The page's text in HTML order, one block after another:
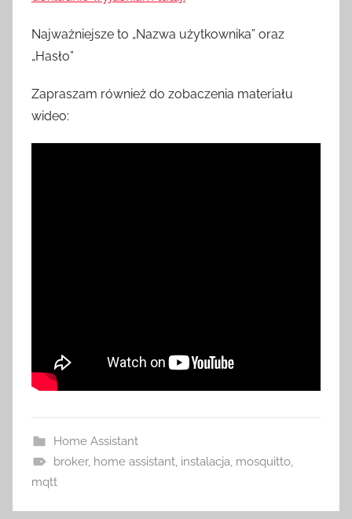
Najważniejsze to „Nazwa użytkownika” oraz
„Hasło”
Zapraszam również do zobaczenia materiału
wideo:
Home Assistant
broker, home assistant, instalacja, mosquitto,
mqtt